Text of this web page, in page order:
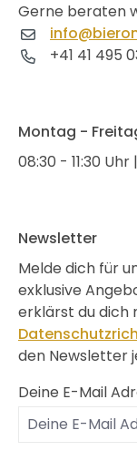
Gerne beraten
+41 41 495
Montag -
08:30 - 11:30 Uhr
Newsletter
Melde dich für
exklusive
erklärst du dich
den Newsletter
Deine E-Mail